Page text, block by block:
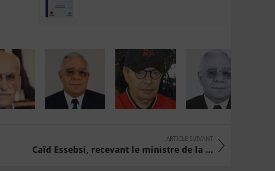
ARTICLE SUIVANT
Caïd Essebsi, recevant le ministre de la ...